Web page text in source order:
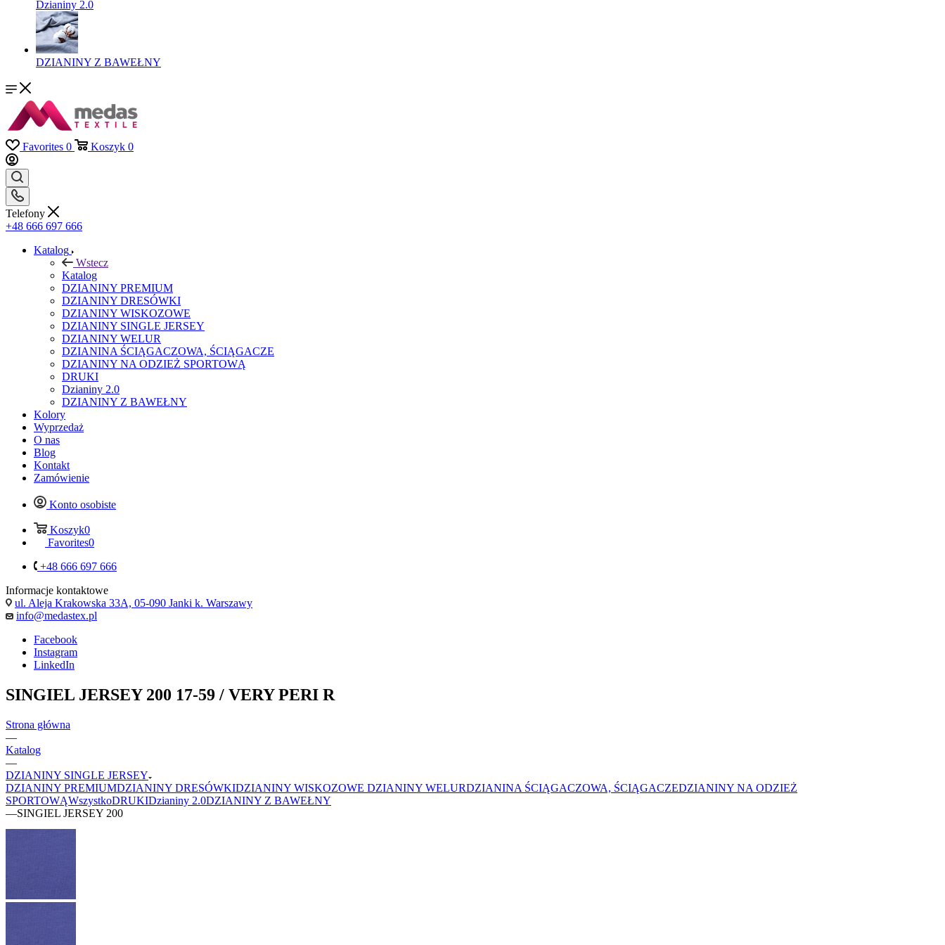
Dzianiny 2.0
DZIANINY Z BAWEŁNY
Favorites 0 Koszyk 0
Telefony
+48 666 697 666
Katalog
Wstecz
Katalog
DZIANINY PREMIUM
DZIANINY DRESÓWKI
DZIANINY WISKOZOWE
DZIANINY SINGLE JERSEY
DZIANINY WELUR
DZIANINA ŚCIĄGACZOWA, ŚCIĄGACZE
DZIANINY NA ODZIEŻ SPORTOWĄ
DRUKI
Dzianiny 2.0
DZIANINY Z BAWEŁNY
Kolory
Wyprzedaż
O nas
Blog
Kontakt
Zamówienie
Konto osobiste
Koszyk0
Favorites0
+48 666 697 666
Informacje kontaktowe
ul. Aleja Krakowska 33A, 05-090 Janki k. Warszawy
info@medastex.pl
Facebook
Instagram
LinkedIn
SINGIEL JERSEY 200 17-59 / VERY PERI R
Strona główna
—
Katalog
—
DZIANINY SINGLE JERSEY
DZIANINY PREMIUMDZIANINY DRESÓWKIDZIANINY WISKOZOWE DZIANINY WELURDZIANINA ŚCIĄGACZOWA, ŚCIĄGACZEDZIANINY NA ODZIEŻ
SPORTOWĄWszystkoDRUKIDzianiny 2.0DZIANINY Z BAWEŁNY
—SINGIEL JERSEY 200